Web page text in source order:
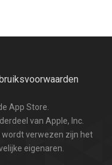
App Store.
van Apple, Inc.
verwezen zijn het
eigenaren.